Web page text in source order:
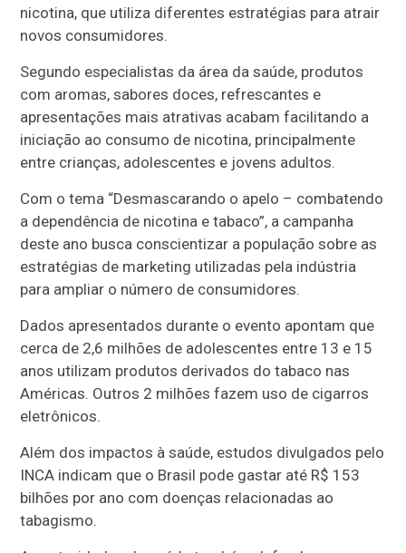
nicotina, que utiliza diferentes estratégias para atrair
novos consumidores.
Segundo especialistas da área da saúde, produtos
com aromas, sabores doces, refrescantes e
apresentações mais atrativas acabam facilitando a
iniciação ao consumo de nicotina, principalmente
entre crianças, adolescentes e jovens adultos.
Com o tema “Desmascarando o apelo – combatendo
a dependência de nicotina e tabaco”, a campanha
deste ano busca conscientizar a população sobre as
estratégias de marketing utilizadas pela indústria
para ampliar o número de consumidores.
Dados apresentados durante o evento apontam que
cerca de 2,6 milhões de adolescentes entre 13 e 15
anos utilizam produtos derivados do tabaco nas
Américas. Outros 2 milhões fazem uso de cigarros
eletrônicos.
Além dos impactos à saúde, estudos divulgados pelo
INCA indicam que o Brasil pode gastar até R$ 153
bilhões por ano com doenças relacionadas ao
tabagismo.